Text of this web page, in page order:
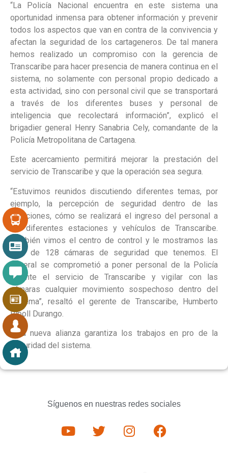
“La Policía Nacional encuentra en este sistema una
oportunidad inmensa para obtener información y prevenir
todos los aspectos que van en contra de la convivencia y
afectan la seguridad de los cartageneros. De tal manera
hemos realizado un compromiso con la gerencia de
Transcaribe para hacer presencia de manera continua en el
sistema, no solamente con personal propio dedicado a
esta actividad, sino con personal civil que se transportará
a través de los diferentes buses y personal de
inteligencia que recolectará información”, explicó el
brigadier general Henry Sanabria Cely, comandante de la
Policía Metropolitana de Cartagena.
Este acercamiento permitirá mejorar la prestación del
servicio de Transcaribe y que la operación sea segura.
“Estuvimos reunidos discutiendo diferentes temas, por
ejemplo, la percepción de seguridad dentro de las
estaciones, cómo se realizará el ingreso del personal a
las diferentes estaciones y vehículos de Transcaribe.
También vimos el centro de control y le mostramos las
más de 128 cámaras de seguridad que tenemos. El
general se comprometió a poner personal de la Policía
durante el servicio de Transcaribe y vigilar con las
cámaras cualquier movimiento sospechoso dentro del
sistema”, resaltó el gerente de Transcaribe, Humberto
Ripoll Durango.
Esta nueva alianza garantiza los trabajos en pro de la
seguridad del sistema.
Síguenos en nuestras redes sociales